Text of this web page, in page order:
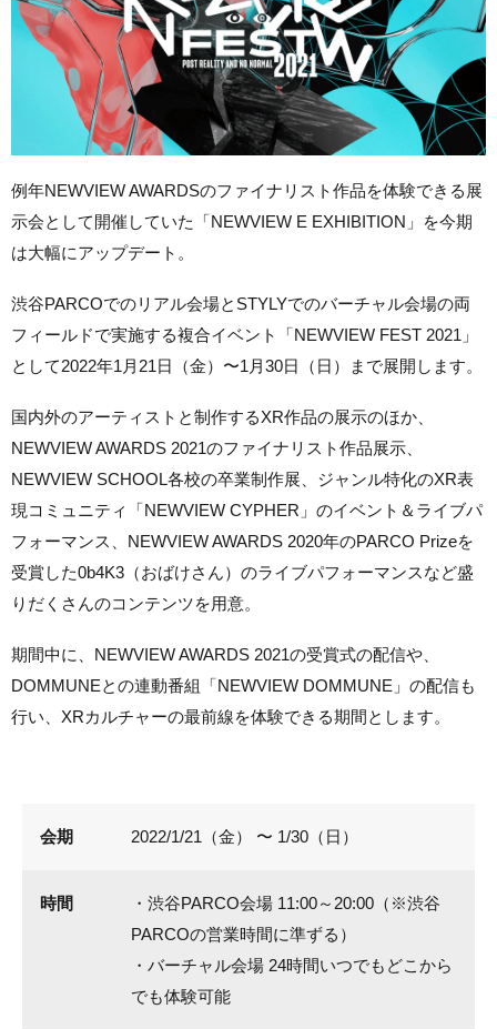
例年NEWVIEW AWARDSのファイナリスト作品を体験できる展
示会として開催していた「NEWVIEW E EXHIBITION」を今期
は大幅にアップデート。
渋谷PARCOでのリアル会場とSTYLYでのバーチャル会場の両
フィールドで実施する複合イベント「NEWVIEW FEST 2021」
として2022年1月21日（金）〜1月30日（日）まで展開します。
国内外のアーティストと制作するXR作品の展示のほか、
NEWVIEW AWARDS 2021のファイナリスト作品展示、
NEWVIEW SCHOOL各校の卒業制作展、ジャンル特化のXR表
現コミュニティ「NEWVIEW CYPHER」のイベント＆ライブパ
フォーマンス、NEWVIEW AWARDS 2020年のPARCO Prizeを
受賞した0b4K3（おばけさん）のライブパフォーマンスなど盛
りだくさんのコンテンツを用意。
期間中に、NEWVIEW AWARDS 2021の受賞式の配信や、
DOMMUNEとの連動番組「NEWVIEW DOMMUNE」の配信も
行い、XRカルチャーの最前線を体験できる期間とします。
会期 2022/1/21（金） 〜 1/30（日）
時間
・渋谷PARCO会場 11:00～20:00（※渋谷
PARCOの営業時間に準ずる）
・バーチャル会場 24時間いつでもどこから
でも体験可能